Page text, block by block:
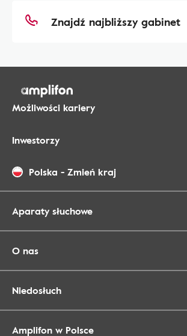
Znajdź najbliższy gabinet
Możliwości kariery
Inwestorzy
Polska - Zmień kraj
Aparaty słuchowe
O nas
Niedosłuch
Amplifon w Polsce